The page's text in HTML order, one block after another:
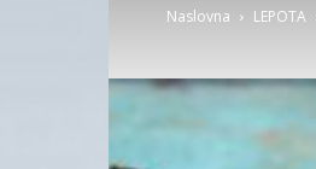
Naslovna LEPOTA